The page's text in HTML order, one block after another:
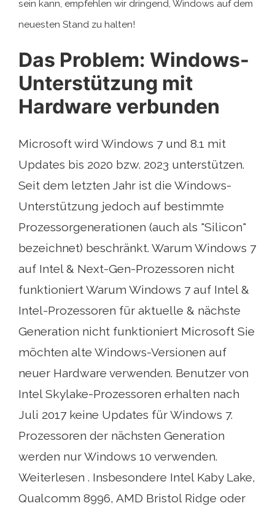
sein kann, empfehlen wir dringend, Windows auf dem
neuesten Stand zu halten!
Das Problem: Windows-
Unterstützung mit
Hardware verbunden
Microsoft wird Windows 7 und 8.1 mit
Updates bis 2020 bzw. 2023 unterstützen.
Seit dem letzten Jahr ist die Windows-
Unterstützung jedoch auf bestimmte
Prozessorgenerationen (auch als "Silicon"
bezeichnet) beschränkt. Warum Windows 7
auf Intel & Next-Gen-Prozessoren nicht
funktioniert Warum Windows 7 auf Intel &
Intel-Prozessoren für aktuelle & nächste
Generation nicht funktioniert Microsoft Sie
möchten alte Windows-Versionen auf
neuer Hardware verwenden. Benutzer von
Intel Skylake-Prozessoren erhalten nach
Juli 2017 keine Updates für Windows 7.
Prozessoren der nächsten Generation
werden nur Windows 10 verwenden.
Weiterlesen . Insbesondere Intel Kaby Lake,
Qualcomm 8996, AMD Bristol Ridge oder